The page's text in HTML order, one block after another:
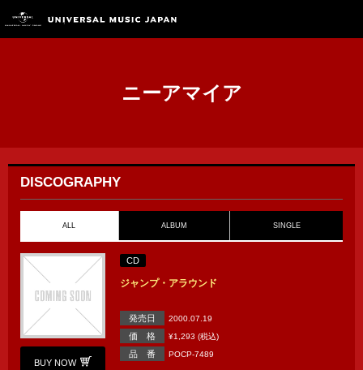
ニーアマイア
DISCOGRAPHY
ALL ALBUM SINGLE
BUY NOW
CD
ジャンプ・アラウンド
発売日 2000.07.19
価 格 ¥1,293 (税込)
品 番 POCP-7489